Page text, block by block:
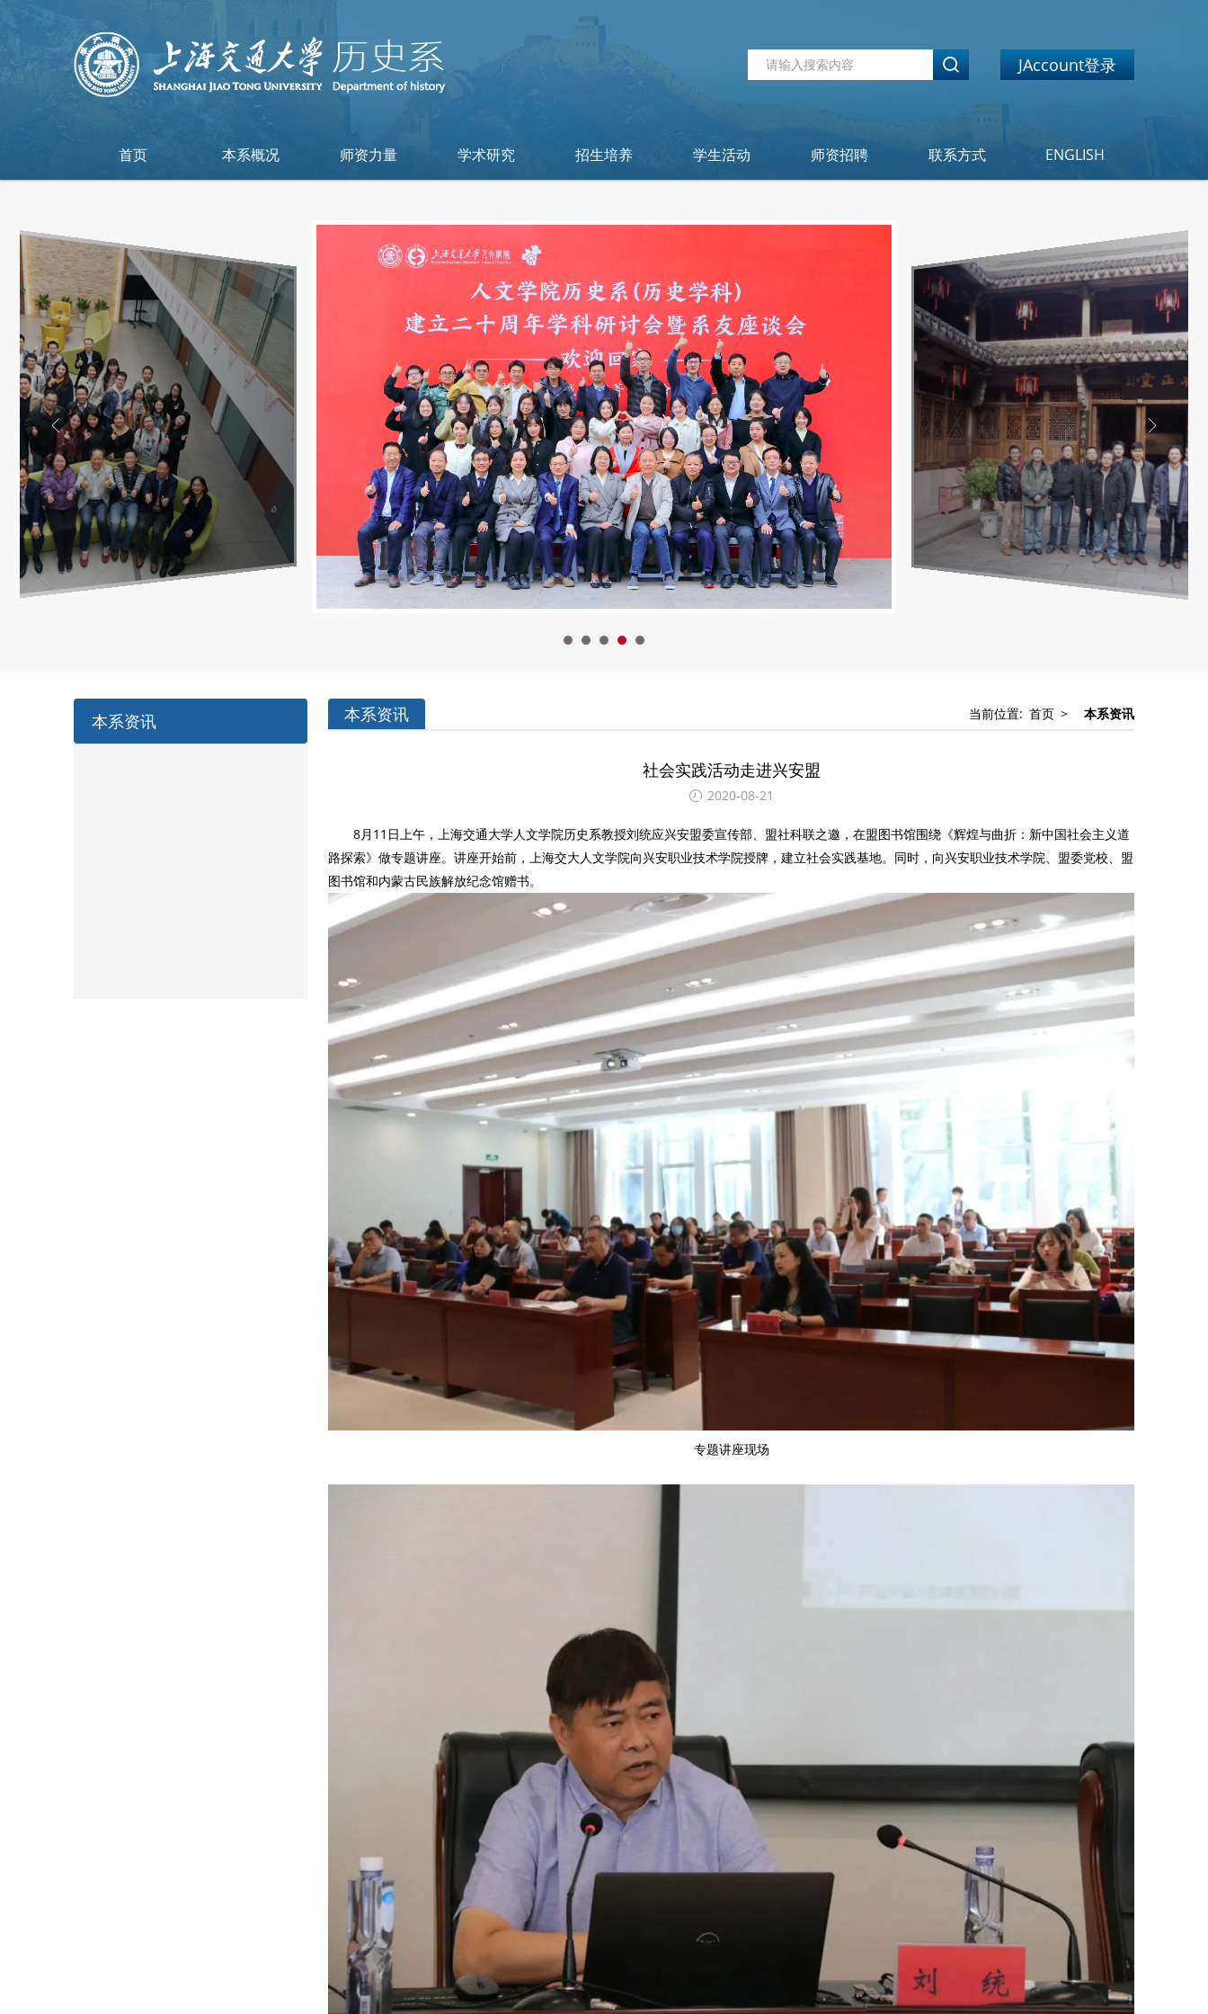
JAccount登录
首页 本系概况 师资力量 学术研究 招生培养 学生活动 师资招聘 联系方式 ENGLISH
本系资讯 本系资讯 当前位置: 首页 > 本系资讯
社会实践活动走进兴安盟
2020-08-21
8月11日上午，上海交通大学人文学院历史系教授刘统应兴安盟委宣传部、盟社科联之邀，在盟图书馆围绕《辉煌与曲折：新中国社会主义道
路探索》做专题讲座。讲座开始前，上海交大人文学院向兴安职业技术学院授牌，建立社会实践基地。同时，向兴安职业技术学院、盟委党校、盟
图书馆和内蒙古民族解放纪念馆赠书。
专题讲座现场